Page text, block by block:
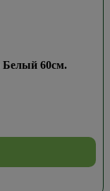
60см.